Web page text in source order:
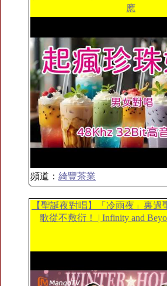
應
頻道： 綺豐茶業
【聖誕夜對唱】「冷雨夜」裏過
歌從不敷衍！ | Infinity and